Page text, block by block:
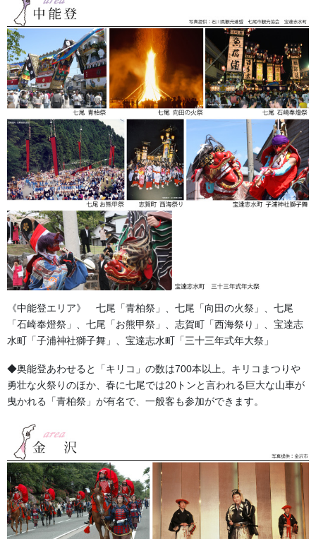
素材 綿の絽生地です。風とうしもよく夏場のハンテンとして
大変にオススメです。１枚から承っております。
ご指定の色に染めます。
《中能登エリア》 七尾「青柏祭」、七尾「向田の火祭」、七尾
「石崎奉燈祭」、七尾「お熊甲祭」、志賀町「西海祭り」、宝達志
水町「子浦神社獅子舞」、宝達志水町「三十三年式年大祭」
◆奥能登あわせると「キリコ」の数は700本以上。キリコまつりや
勇壮な火祭りのほか、春に七尾では20トンと言われる巨大な山車が
曳かれる「青柏祭」が有名で、一般客も参加ができます。